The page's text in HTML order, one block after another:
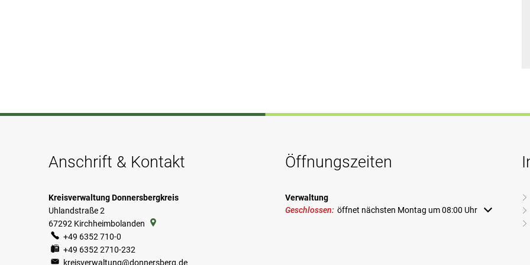
Anschrift & Kontakt
Kreisverwaltung Donnersbergkreis
Uhlandstraße 2
67292 Kirchheimbolanden
+49 6352 710-0
+49 6352 2710-232
kreisverwaltung@donnersberg.de
Öffnungszeiten
Verwaltung
Klicken, um weitere Öffnungs- oder Schließzeiten auszublenden
Geschlossen: öffnet nächsten Montag um 08:00 Uhr